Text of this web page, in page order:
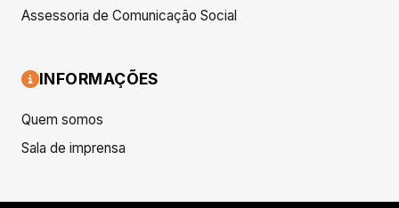
Assessoria de Comunicação Social
INFORMAÇÕES
Quem somos
Sala de imprensa